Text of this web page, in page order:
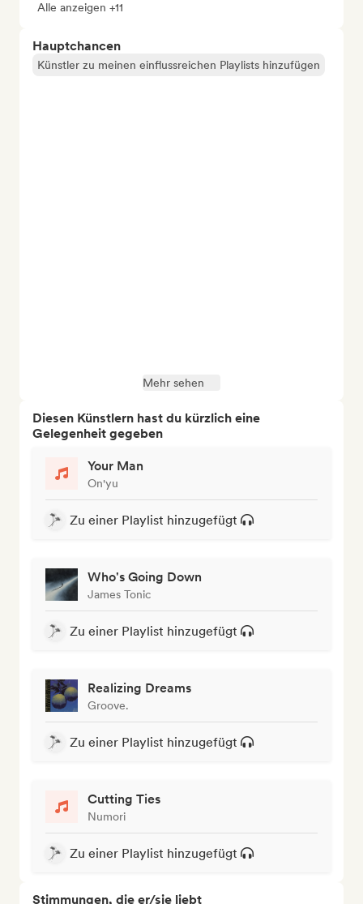
Alle anzeigen +11
Hauptchancen
Künstler zu meinen einflussreichen Playlists hinzufügen
Mehr sehen
Diesen Künstlern hast du kürzlich eine
Gelegenheit gegeben
Your Man
On'yu
Zu einer Playlist hinzugefügt
Who's Going Down
James Tonic
Zu einer Playlist hinzugefügt
Realizing Dreams
Groove.
Zu einer Playlist hinzugefügt
Cutting Ties
Numori
Zu einer Playlist hinzugefügt
Stimmungen, die er/sie liebt